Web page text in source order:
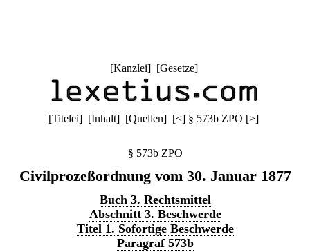
[Kanzlei] [Gesetze]
[Titelei] [Inhalt] [Quellen] [<] § 573b ZPO [>]
§ 573b ZPO
Civilprozeßordnung vom 30. Januar 1877
Buch 3. Rechtsmittel
Abschnitt 3. Beschwerde
Titel 1. Sofortige Beschwerde
Paragraf 573b